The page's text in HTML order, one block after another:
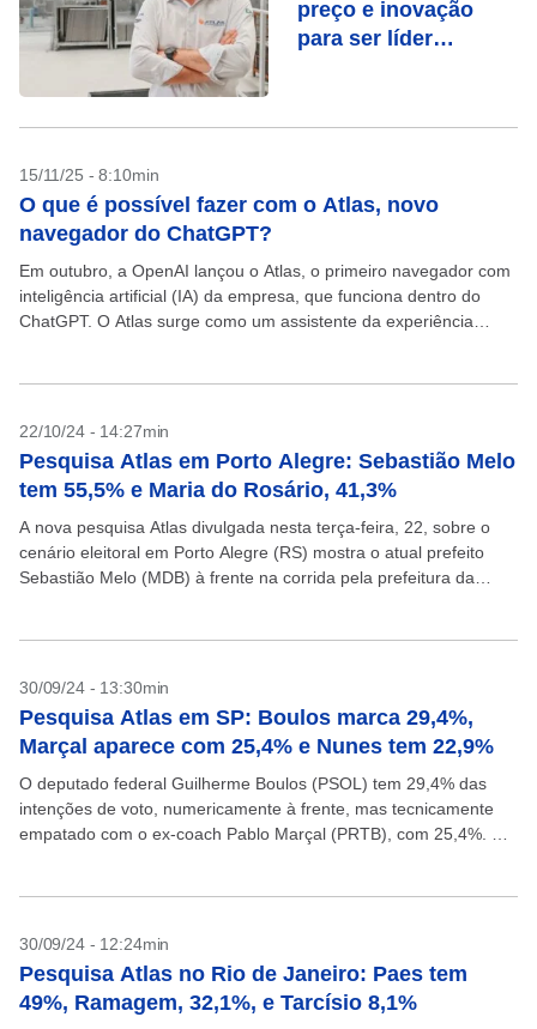
preço e inovação
para ser líder
15/11/25 - 8:10min
O que é possível fazer com o Atlas, novo
navegador do ChatGPT?
Em outubro, a OpenAI lançou o Atlas, o primeiro navegador com
inteligência artificial (IA) da empresa, que funciona dentro do
ChatGPT. O Atlas surge como um assistente da experiência
22/10/24 - 14:27min
Pesquisa Atlas em Porto Alegre: Sebastião Melo
tem 55,5% e Maria do Rosário, 41,3%
A nova pesquisa Atlas divulgada nesta terça-feira, 22, sobre o
cenário eleitoral em Porto Alegre (RS) mostra o atual prefeito
Sebastião Melo (MDB) à frente na corrida pela prefeitura da
30/09/24 - 13:30min
Pesquisa Atlas em SP: Boulos marca 29,4%,
Marçal aparece com 25,4% e Nunes tem 22,9%
O deputado federal Guilherme Boulos (PSOL) tem 29,4% das
intenções de voto, numericamente à frente, mas tecnicamente
empatado com o ex-coach Pablo Marçal (PRTB), com 25,4%. O
30/09/24 - 12:24min
Pesquisa Atlas no Rio de Janeiro: Paes tem
49%, Ramagem, 32,1%, e Tarcísio 8,1%